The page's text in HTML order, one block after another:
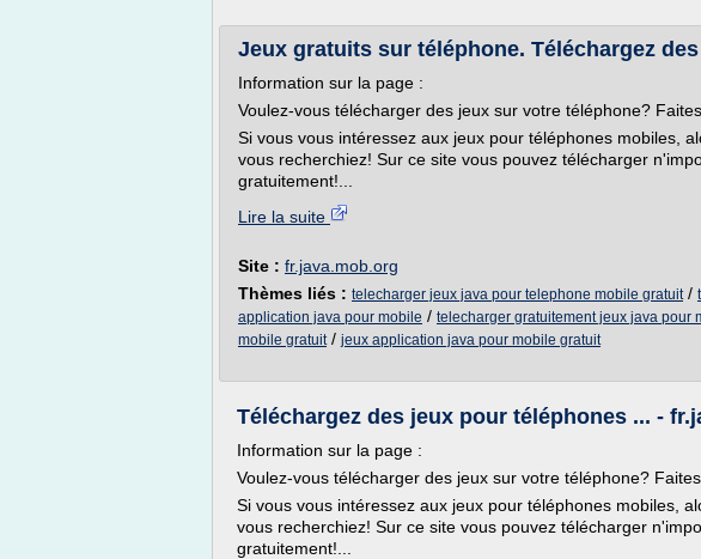
Jeux gratuits sur téléphone. Téléchargez
Information sur la page :
Voulez-vous télécharger des jeux sur votre téléphone?
Si vous vous intéressez aux jeux pour téléphones mobiles,
vous recherchiez! Sur ce site vous pouvez télécharger
gratuitement!...
Lire la suite
Site : fr.java.mob.org
Thèmes liés : telecharger jeux java pour telephone mobile gratuit/
application java pour mobile / telecharger gratuitement jeux java pour
mobile gratuit/ jeux application java pour mobile gratuit
Téléchargez des jeux pour téléphones ... -
Information sur la page :
Voulez-vous télécharger des jeux sur votre téléphone?
Si vous vous intéressez aux jeux pour téléphones mobiles,
vous recherchiez! Sur ce site vous pouvez télécharger
gratuitement!...